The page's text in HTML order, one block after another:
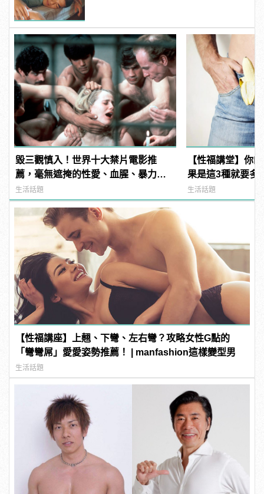
毀三觀慎入！世界十大禁片電影推
薦，毫無遮掩的性愛、血腥、暴力、
噁心到極致！ | manfashion這樣變型
男
生活話題
【性福講堂】你
果是這3種就要多
manfashion這樣
生活話題
【性福講座】上翹、下彎、左右彎？攻略女性G點的
「彎彎屌」愛愛姿勢推薦！ | manfashion這樣變型男
生活話題